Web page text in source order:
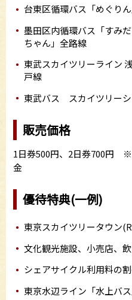
台東区循環バス「めぐり
墨田区内循環バス「すみ
ちゃん」全路線
東武スカイツリーライン
戸線
東武バス スカイツリー
販売価格
1日券500円、2日券700円
金
優待特典(一例)
東京スカイツリータウン
文化観光施設、小売店、
シェアサイクル利用料の
東京水辺ライン「水上バ